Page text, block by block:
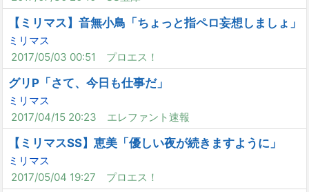
【ミリマス】音無小鳥「ちょっと指ペロ妄想しましょ」
ミリマス
2017/05/03 00:51
プロエス！
グリP「さて、今日も仕事だ」
ミリマス
2017/04/15 20:23
エレファント速報
【ミリマスSS】恵美「優しい夜が続きますように」
ミリマス
2017/05/04 19:27
プロエス！